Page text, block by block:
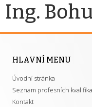
Ing.
HLAVNÍ MENU
Úvodní stránka
Seznam profesních
Kontakt